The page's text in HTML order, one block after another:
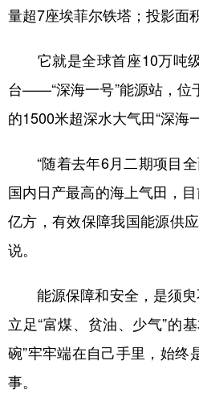
浙江 安徽
山东 河南
广东 广西
四川 贵州
陕西 甘肃
新疆 内蒙古
多语种频道
English Español
Русский язык
Deutsch Português
量超7座埃菲尔铁塔；投影
它就是全球首座10万吨
台——“深海一号”能源站，位
的1500米超深水大气田“深海一
“随着去年6月二期项目全
国内日产最高的海上气田，
亿方，有效保障我国能源供
说。
能源保障和安全，是须臾
立足“富煤、贫油、少气”的
碗”牢牢端在自己手里，始终
事。